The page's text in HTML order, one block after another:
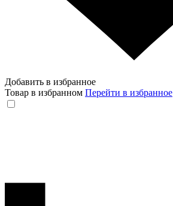
Добавить в избранное
Товар в избранном Перейти в избранное